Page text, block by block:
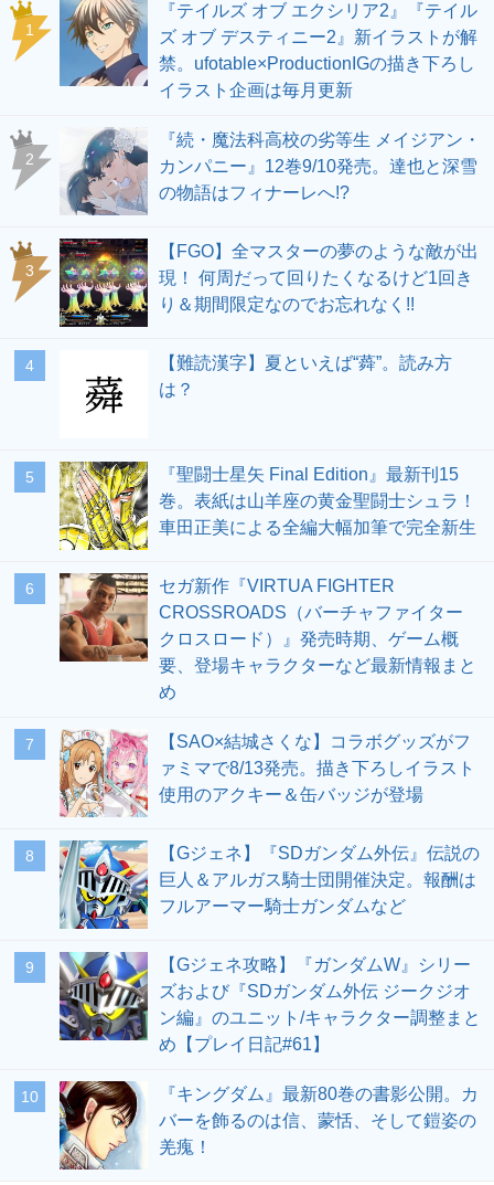
1
『テイルズ オブ エクシリア2』『テイル
ズ オブ デスティニー2』新イラストが解
禁。ufotable×ProductionIGの描き下ろし
イラスト企画は毎月更新
2
『続・魔法科高校の劣等生 メイジアン・
カンパニー』12巻9/10発売。達也と深雪
の物語はフィナーレへ!?
3
【FGO】全マスターの夢のような敵が出
現！ 何周だって回りたくなるけど1回き
り＆期間限定なのでお忘れなく!!
4
【難読漢字】夏といえば“蕣”。読み方
は？
5
『聖闘士星矢 Final Edition』最新刊15
巻。表紙は山羊座の黄金聖闘士シュラ！
車田正美による全編大幅加筆で完全新生
6
セガ新作『VIRTUA FIGHTER
CROSSROADS（バーチャファイター
クロスロード）』発売時期、ゲーム概
要、登場キャラクターなど最新情報まと
め
7
【SAO×結城さくな】コラボグッズがフ
ァミマで8/13発売。描き下ろしイラスト
使用のアクキー＆缶バッジが登場
8
【Gジェネ】『SDガンダム外伝』伝説の
巨人＆アルガス騎士団開催決定。報酬は
フルアーマー騎士ガンダムなど
9
【Gジェネ攻略】『ガンダムW』シリー
ズおよび『SDガンダム外伝 ジークジオ
ン編』のユニット/キャラクター調整まと
め【プレイ日記#61】
10
『キングダム』最新80巻の書影公開。カ
バーを飾るのは信、蒙恬、そして鎧姿の
羌瘣！